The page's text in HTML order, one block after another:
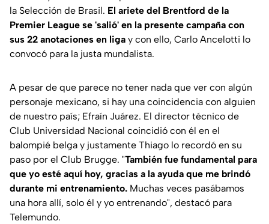
la Selección de Brasil. El ariete del Brentford de la
Premier League se 'salió' en la presente campaña con
sus 22 anotaciones en liga y con ello, Carlo Ancelotti lo
convocó para la justa mundalista.
A pesar de que parece no tener nada que ver con algún
personaje mexicano, si hay una coincidencia con alguien
de nuestro país; Efraín Juárez. El director técnico de
Club Universidad Nacional coincidió con él en el
balompié belga y justamente Thiago lo recordó en su
paso por el Club Brugge. "También fue fundamental para
que yo esté aquí hoy, gracias a la ayuda que me brindó
durante mi entrenamiento. Muchas veces pasábamos
una hora allí, solo él y yo entrenando", destacó para
Telemundo.